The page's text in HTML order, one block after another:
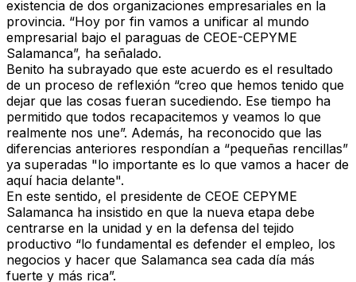
existencia de dos organizaciones empresariales en la
provincia. “Hoy por fin vamos a unificar al mundo
empresarial bajo el paraguas de CEOE-CEPYME
Salamanca”, ha señalado.
Benito ha subrayado que este acuerdo es el resultado
de un proceso de reflexión “creo que hemos tenido que
dejar que las cosas fueran sucediendo. Ese tiempo ha
permitido que todos recapacitemos y veamos lo que
realmente nos une”. Además, ha reconocido que las
diferencias anteriores respondían a “pequeñas rencillas”
ya superadas "lo importante es lo que vamos a hacer de
aquí hacia delante".
En este sentido, el presidente de CEOE CEPYME
Salamanca ha insistido en que la nueva etapa debe
centrarse en la unidad y en la defensa del tejido
productivo “lo fundamental es defender el empleo, los
negocios y hacer que Salamanca sea cada día más
fuerte y más rica”.